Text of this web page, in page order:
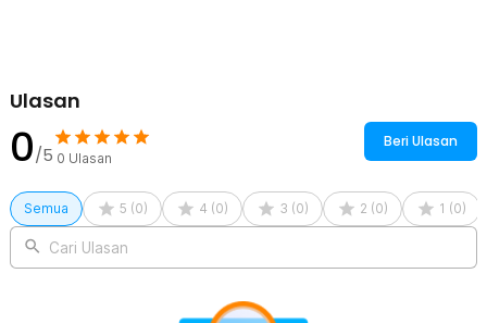
Ulasan
0/5 0 Ulasan
Beri Ulasan
Semua 5 (0) 4 (0) 3 (0) 2 (0) 1 (0)
Cari Ulasan